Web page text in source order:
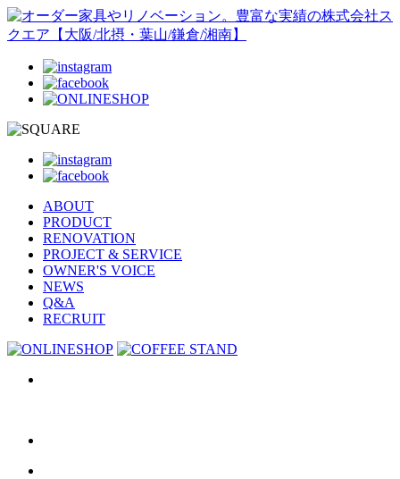
ABOUT
PRODUCT
RENOVATION
PROJECT & SERVICE
OWNER'S VOICE
NEWS
Q&A
RECRUIT